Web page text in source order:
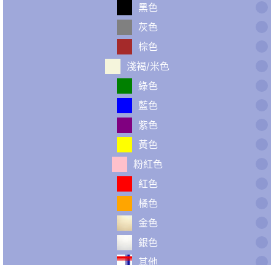
黑色
灰色
棕色
淺褐/米色
綠色
藍色
紫色
黃色
粉紅色
紅色
橘色
金色
銀色
其他